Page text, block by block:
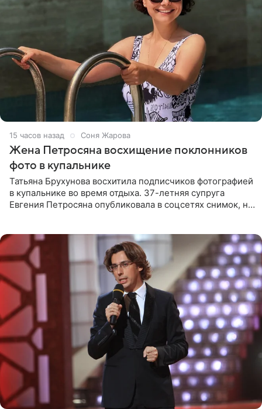
15 часов назад Соня Жарова
Жена Петросяна восхищение поклонников
фото в купальнике
Татьяна Брухунова восхитила подписчиков фотографией
в купальнике во время отдыха. 37-летняя супруга
Евгения Петросяна опубликовала в соцсетях снимок, на